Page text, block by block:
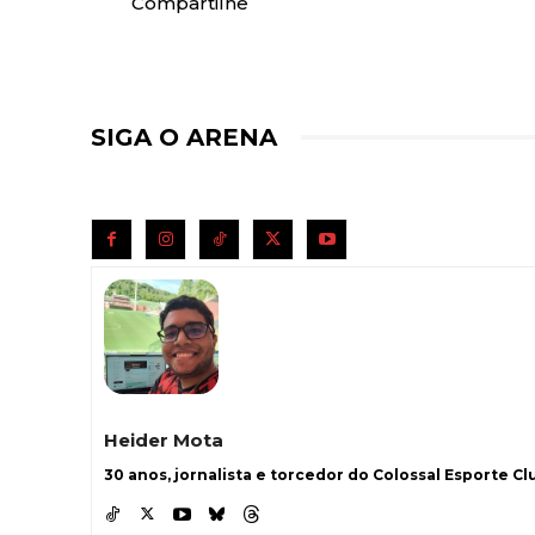
SIGA O ARENA
Heider Mota
30 anos, jornalista e torcedor do Colossal Esporte